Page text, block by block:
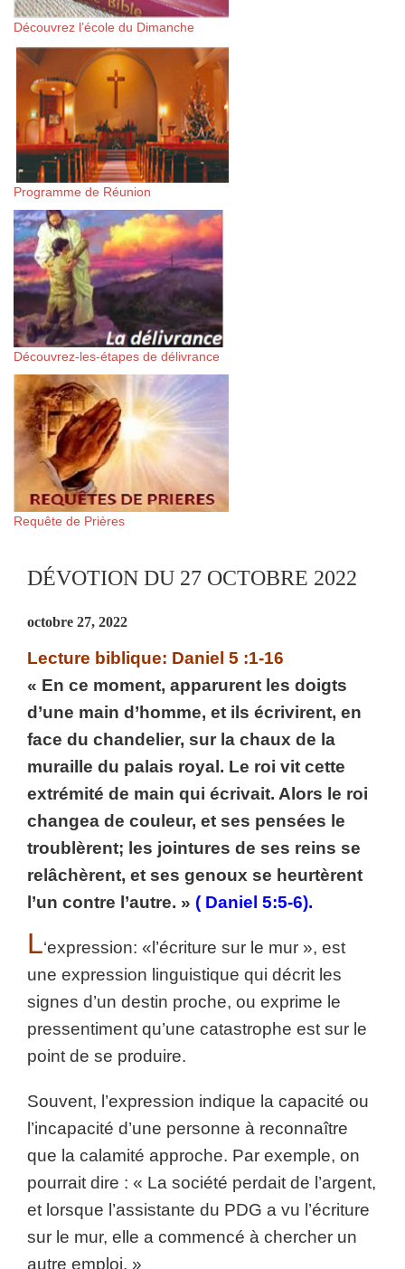
Découvrez l’école du Dimanche
Programme de Réunion
Découvrez-les-étapes de délivrance
Requête de Prières
DÉVOTION DU 27 OCTOBRE 2022
octobre 27, 2022
Lecture biblique: Daniel 5 :1-16
« En ce moment, apparurent les doigts
d’une main d’homme, et ils écrivirent, en
face du chandelier, sur la chaux de la
muraille du palais royal. Le roi vit cette
extrémité de main qui écrivait. Alors le roi
changea de couleur, et ses pensées le
troublèrent; les jointures de ses reins se
relâchèrent, et ses genoux se heurtèrent
l’un contre l’autre. » ( Daniel 5:5-6).
L‘expression: «l’écriture sur le mur », est
une expression linguistique qui décrit les
signes d’un destin proche, ou exprime le
pressentiment qu’une catastrophe est sur le
point de se produire.
Souvent, l’expression indique la capacité ou
l’incapacité d’une personne à reconnaître
que la calamité approche. Par exemple, on
pourrait dire : « La société perdait de l’argent,
et lorsque l’assistante du PDG a vu l’écriture
sur le mur, elle a commencé à chercher un
autre emploi. »